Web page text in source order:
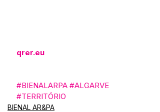
qrer.eu
#BIENALARPA #ALGARVE
#TERRITÓRIO
BIENAL AR&PA